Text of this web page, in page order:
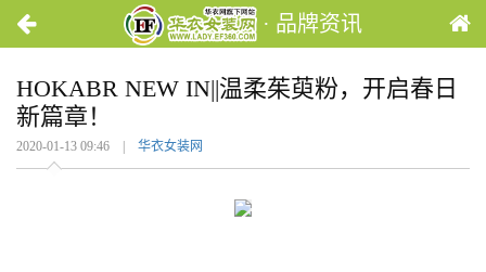
· 品牌资讯
HOKABR NEW IN||温柔茱萸粉，开启春日
新篇章！
2020-01-13 09:46 | 华衣女装网